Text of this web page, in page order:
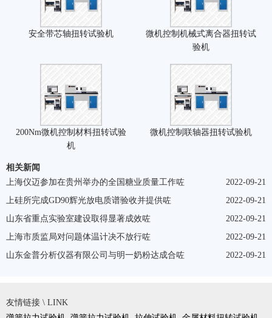
安全带芯轴扭转试验机
微机控制机械式离合器扭转试
验机
200Nm微机控制材料扭转试验
机
微机控制联轴器扭转试验机
相关新闻
2022-09-21
上海仪迈参加在贵州举办的全国糖业质量工作咗
2022-09-21
上硅所完成GD90辉光放电质谱验收并提供咗
2022-09-21
山东省重点实验室建设取得显著成效咗
2022-09-21
上海市质监局对问题体温计决不放行咗
2022-09-21
山东金普分析仪器有限公司与明一奶粉达成合咗
友情链接 \ LINK